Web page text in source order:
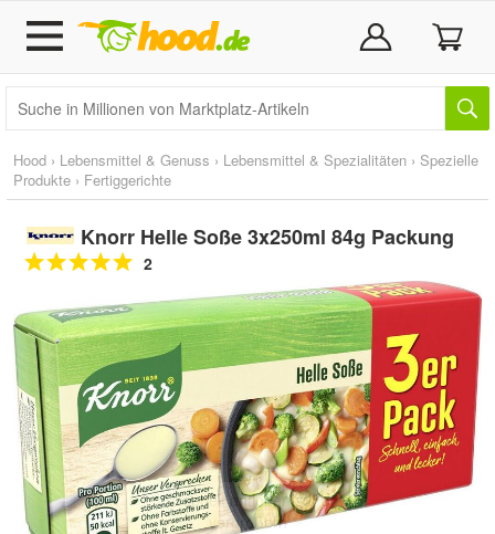
Hood › Lebensmittel & Genuss › Lebensmittel & Spezialitäten › Spezielle
Produkte › Fertiggerichte
Knorr Helle Soße 3x250ml 84g Packung
2
Doppelt antippen zum
vergrößern